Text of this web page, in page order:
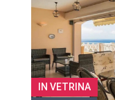
IN VETRINA